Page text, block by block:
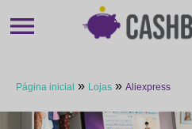
menu
Página inicial » Lojas » Aliexpress